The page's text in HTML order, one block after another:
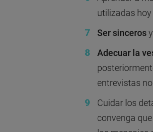
utilizadas hoy
Ser sincerosy
Adecuar la
entrevistas
Cuidar los
convenga